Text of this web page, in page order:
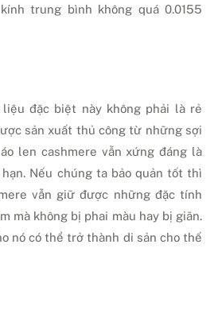
trung bình không quá 0.0155
đặc biệt này không phải là rẻ
sản xuất thủ công từ những sợi
len cashmere vẫn xứng đáng là
Nếu chúng ta bảo quản tốt thì
vẫn giữ được những đặc tính
mà không bị phai màu hay bị giãn.
nó có thể trở thành di sản cho thế